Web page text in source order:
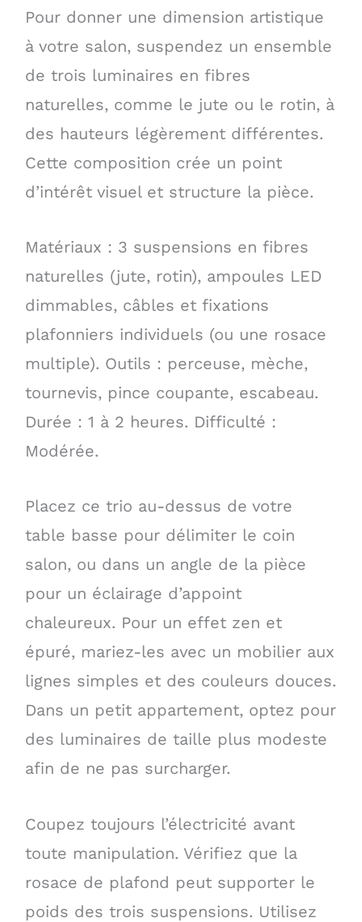
Pour donner une dimension artistique
à votre salon, suspendez un ensemble
de trois luminaires en fibres
naturelles, comme le jute ou le rotin, à
des hauteurs légèrement différentes.
Cette composition crée un point
d’intérêt visuel et structure la pièce.
Matériaux : 3 suspensions en fibres
naturelles (jute, rotin), ampoules LED
dimmables, câbles et fixations
plafonniers individuels (ou une rosace
multiple). Outils : perceuse, mèche,
tournevis, pince coupante, escabeau.
Durée : 1 à 2 heures. Difficulté :
Modérée.
Placez ce trio au-dessus de votre
table basse pour délimiter le coin
salon, ou dans un angle de la pièce
pour un éclairage d’appoint
chaleureux. Pour un effet zen et
épuré, mariez-les avec un mobilier aux
lignes simples et des couleurs douces.
Dans un petit appartement, optez pour
des luminaires de taille plus modeste
afin de ne pas surcharger.
Coupez toujours l’électricité avant
toute manipulation. Vérifiez que la
rosace de plafond peut supporter le
poids des trois suspensions. Utilisez